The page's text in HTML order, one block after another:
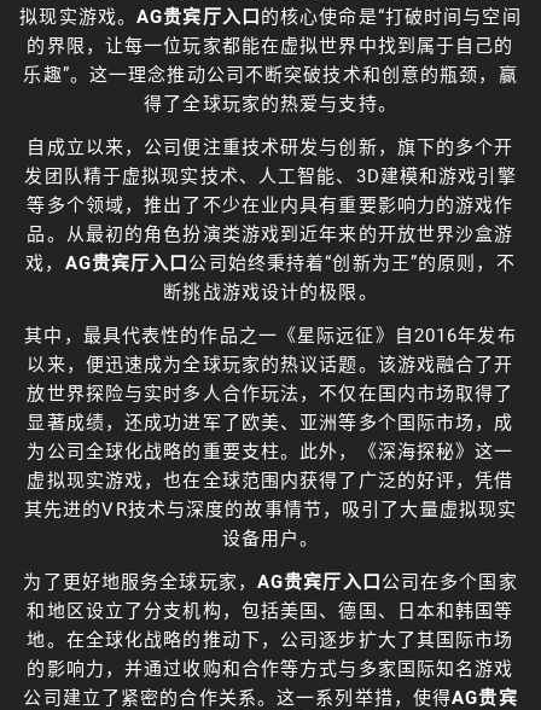
拟现实游戏。AG贵宾厅入口的核心使命是“打破时间与空间
的界限，让每一位玩家都能在虚拟世界中找到属于自己的
乐趣”。这一理念推动公司不断突破技术和创意的瓶颈，赢
得了全球玩家的热爱与支持。
自成立以来，公司便注重技术研发与创新，旗下的多个开
发团队精于虚拟现实技术、人工智能、3D建模和游戏引擎
等多个领域，推出了不少在业内具有重要影响力的游戏作
品。从最初的角色扮演类游戏到近年来的开放世界沙盒游
戏， AG贵宾厅入口公司始终秉持着“创新为王”的原则，不
断挑战游戏设计的极限。
其中，最具代表性的作品之一《星际远征》自2016年发布
以来，便迅速成为全球玩家的热议话题。该游戏融合了开
放世界探险与实时多人合作玩法，不仅在国内市场取得了
显著成绩，还成功进军了欧美、亚洲等多个国际市场，成
为公司全球化战略的重要支柱。此外，《深海探秘》这一
虚拟现实游戏，也在全球范围内获得了广泛的好评，凭借
其先进的VR技术与深度的故事情节，吸引了大量虚拟现实
设备用户。
为了更好地服务全球玩家， AG贵宾厅入口公司在多个国家
和地区设立了分支机构，包括美国、德国、日本和韩国等
地。在全球化战略的推动下，公司逐步扩大了其国际市场
的影响力，并通过收购和合作等方式与多家国际知名游戏
公司建立了紧密的合作关系。这一系列举措，使得AG贵宾